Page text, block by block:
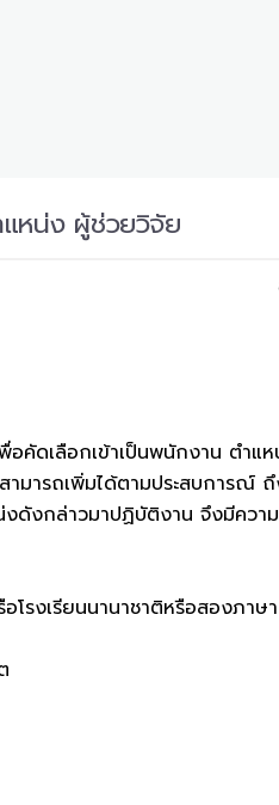
แหน่ง ผู้ช่วยวิจัย
คัดเลือกเข้าเป็นพนักงาน ตำ
ามารถเพิ่มได้ตามประสบการณ์
งกล่าวมาปฏิบัติงาน จึงมีความ
รงเรียนนานาชาติหรือสองภาษา